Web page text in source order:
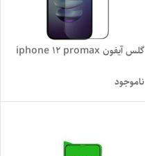
گلس آیفون iphone 12 promax
ناموجود